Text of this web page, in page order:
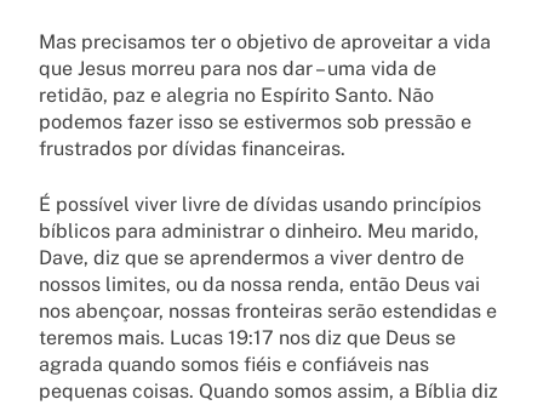
Mas precisamos ter o objetivo de aproveitar a vida
que Jesus morreu para nos dar – uma vida de
retidão, paz e alegria no Espírito Santo. Não
podemos fazer isso se estivermos sob pressão e
frustrados por dívidas financeiras.
É possível viver livre de dívidas usando princípios
bíblicos para administrar o dinheiro. Meu marido,
Dave, diz que se aprendermos a viver dentro de
nossos limites, ou da nossa renda, então Deus vai
nos abençoar, nossas fronteiras serão estendidas e
teremos mais. Lucas 19:17 nos diz que Deus se
agrada quando somos fiéis e confiáveis ​​nas
pequenas coisas. Quando somos assim, a Bíblia diz